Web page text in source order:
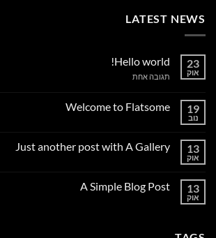
LATEST NEWS
23
אוק
Hello world!
תגובה אחתעל
19
נוב
Welcome to Flatsome
Welcome
13
אוק
Just another post with A Gallery
Just
13
אוק
A Simple Blog Post